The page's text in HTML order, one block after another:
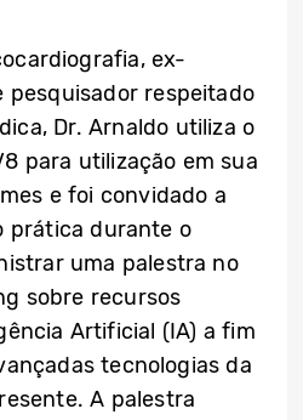
ex-
pesquisador respeitado
Dr. Arnaldo utiliza o
para utilização em sua
e foi convidado a
prática durante o
uma palestra no
sobre recursos
Artificial (IA) a fim
tecnologias da
A palestra